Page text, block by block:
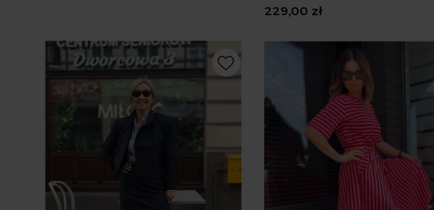
229,00 zł